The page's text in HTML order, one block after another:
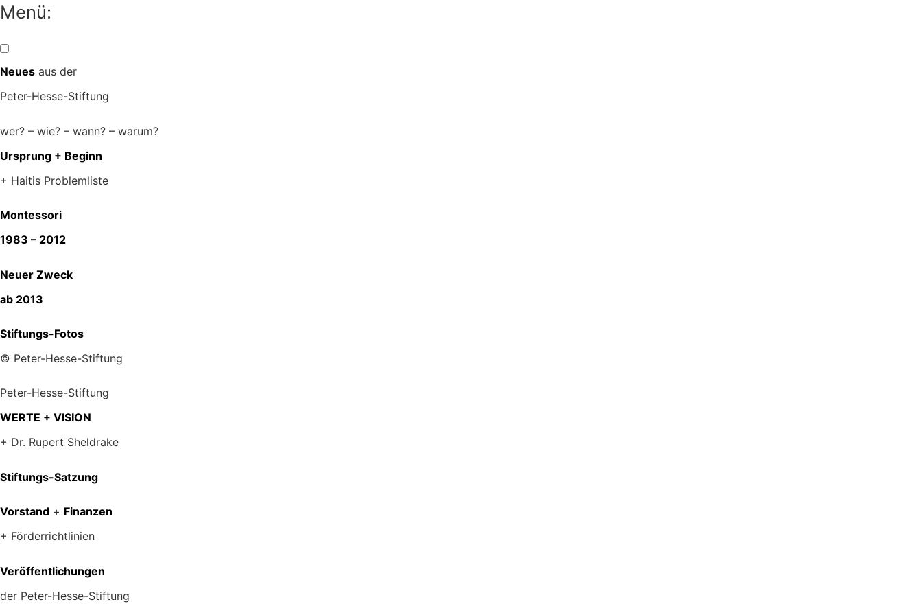
Zum
Menü:
Neues aus der
Peter-Hesse-Stiftung
wer? – wie? – wann? – warum?
Ursprung + Beginn
+ Haitis Problemliste
Montessori
1983 – 2012
Neuer Zweck
ab 2013
Stiftungs-Fotos
© Peter-Hesse-Stiftung
Peter-Hesse-Stiftung
WERTE + VISION
+ Dr. Rupert Sheldrake
Stiftungs-Satzung
Vorstand + Finanzen
+ Förderrichtlinien
Veröffentlichungen
der Peter-Hesse-Stiftung